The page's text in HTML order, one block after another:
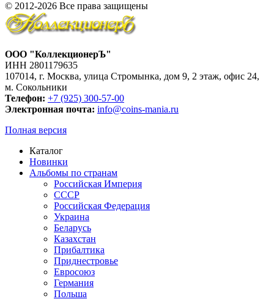
© 2012-2026 Все права защищены
ООО "КоллекционерЪ"
ИНН 2801179635
107014, г. Москва, улица Стромынка, дом 9, 2 этаж, офис 24,
м. Сокольники
Телефон: +7 (925) 300-57-00
Электронная почта: info@coins-mania.ru
Полная версия
Каталог
Новинки
Альбомы по странам
Российская Империя
СССР
Российская Федерация
Украина
Беларусь
Казахстан
Прибалтика
Приднестровье
Евросоюз
Германия
Польша